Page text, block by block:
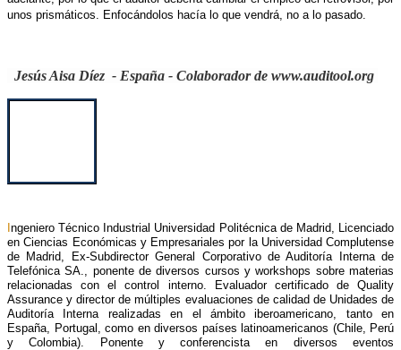
unos prismáticos. Enfocándolos hacía lo que vendrá, no a lo pasado.
Jesús Aisa Díez - España - Colaborador de www.auditool.org
Ingeniero Técnico Industrial Universidad Politécnica de Madrid, Licenciado
en Ciencias Económicas y Empresariales por la Universidad Complutense
de Madrid, Ex-Subdirector General Corporativo de Auditoría Interna de
Telefónica SA., ponente de diversos cursos y workshops sobre materias
relacionadas con el control interno. Evaluador certificado de Quality
Assurance y director de múltiples evaluaciones de calidad de Unidades de
Auditoría Interna realizadas en el ámbito iberoamericano, tanto en
España, Portugal, como en diversos países latinoamericanos (Chile, Perú
y Colombia). Ponente y conferencista en diversos eventos